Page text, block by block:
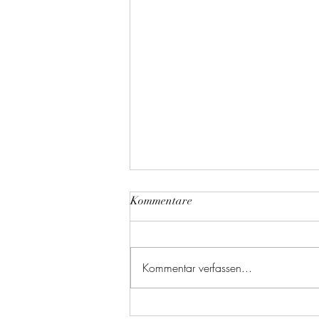
Kommentare
Kommentar verfassen...